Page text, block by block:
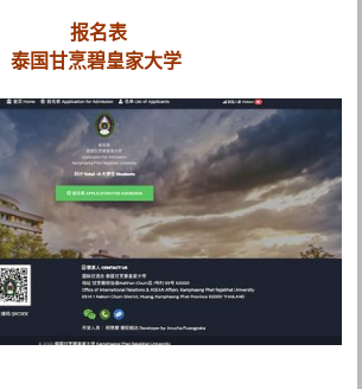
报名表
泰国甘烹碧皇家大学